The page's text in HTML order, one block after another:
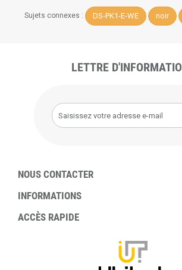
Sujets connexes : DS-PK1-E-WE noir
LETTRE
NOUS CONTACTER
INFORMATIONS
ACCÈS RAPIDE